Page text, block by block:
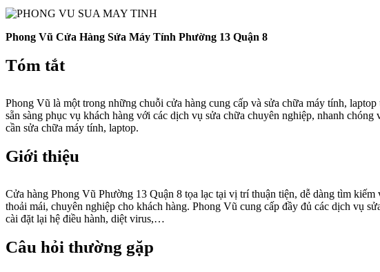
Phong Vũ Cửa Hàng Sửa Máy Tính Phường 13 Quận 8
Tóm tắt
Phong Vũ là một trong những chuỗi cửa hàng cung cấp và sửa chữa máy tính,
sẵn sàng phục vụ khách hàng với các dịch vụ sửa chữa chuyên nghiệp, nhanh
cần sửa chữa máy tính, laptop.
Giới thiệu
Cửa hàng Phong Vũ Phường 13 Quận 8 tọa lạc tại vị trí thuận tiện, dễ dàng tìm
thoải mái, chuyên nghiệp cho khách hàng. Phong Vũ cung cấp đầy đủ các dịch vụ
cài đặt lại hệ điều hành, diệt virus,…
Câu hỏi thường gặp